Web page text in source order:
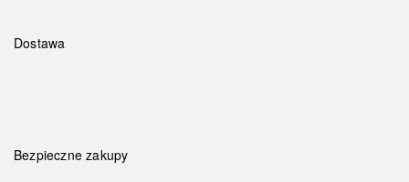
Dostawa
Bezpieczne zakupy